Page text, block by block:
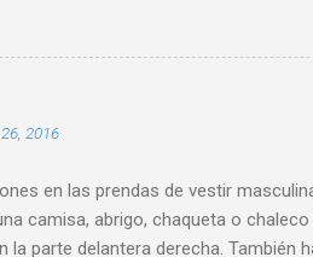
y lápiz como compás trace una línea
la misma esquina fije el cordón con
falda deseado y trace otra línea
para una falda circular? El
por telas de doble ancho, es decir,
importante, trace el patrón de
2016
en las prendas de vestir
camisa, abrigo, chaqueta o
parte delantera derecha. También